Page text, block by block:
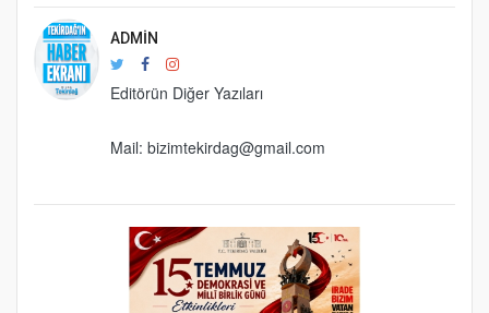
ADMIN
Editörün Diğer Yazıları
Mail: bizimtekirdag@gmail.com